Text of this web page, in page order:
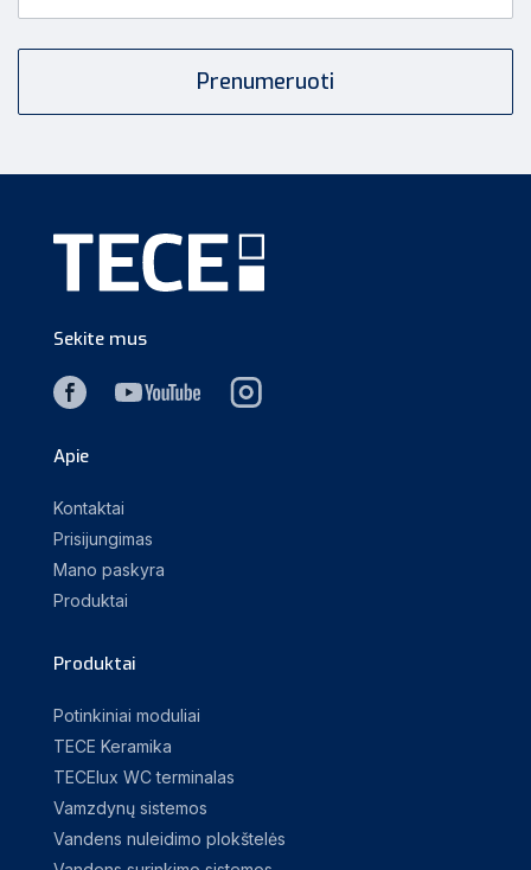
Sekite mus
Apie
Kontaktai
Prisijungimas
Mano paskyra
Produktai
Produktai
Potinkiniai moduliai
TECE Keramika
TECElux WC terminalas
Vamzdynų sistemos
Vandens nuleidimo plokštelės